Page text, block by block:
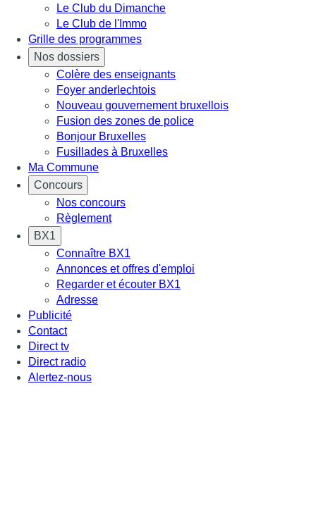
Le Club du Dimanche
Le Club de l'Immo
Grille des programmes
Nos dossiers
Colère des enseignants
Foyer anderlechtois
Nouveau gouvernement bruxellois
Fusion des zones de police
Bonjour Bruxelles
Fusillades à Bruxelles
Ma Commune
Concours
Nos concours
Règlement
BX1
Connaître BX1
Annonces et offres d'emploi
Regarder et écouter BX1
Adresse
Publicité
Contact
Direct tv
Direct radio
Alertez-nous